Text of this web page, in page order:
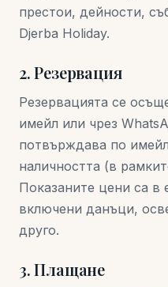
престои, дейности,
Djerba Holiday.
2. Резервация
Резервацията се
имейл или чрез
потвърждава по
наличността (в
Показаните цени са в
включени данъци,
друго.
3. Плащане